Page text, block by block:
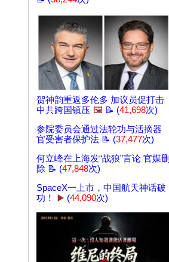
贺神韵重返多伦多 加议员促打击
中共跨国镇压 🖼️ 📝 (41,698次)
参院委员会通过法轮功与活摘器
官受害者保护法 📝 (37,477次)
何立峰在上海发“战狼”言论 官媒删
除 📝 (47,848次)
SpaceX一上市，中国航天神话破
功！
▶️ (44,090次)